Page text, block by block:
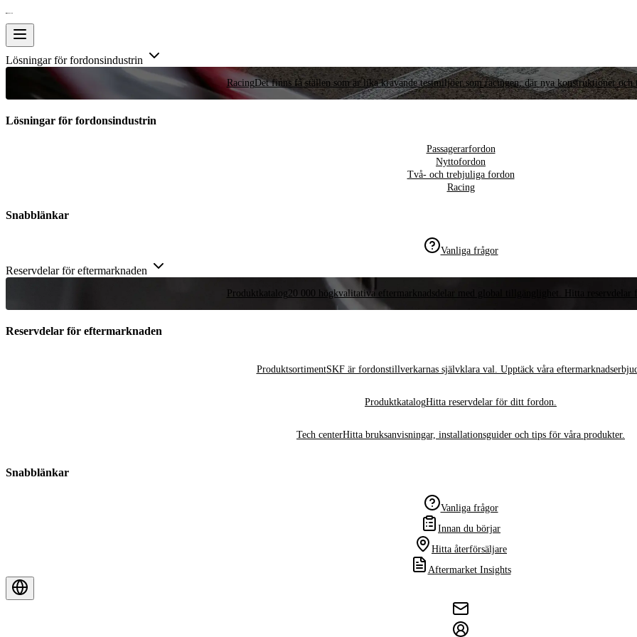
Lösningar för fordonsindustrin
RacingDet finns få ställen som är lika krävande testmiljöer som racingen, där nya konstruktioner och
Lösningar för fordonsindustrin
Passagerarfordon
Nyttofordon
Två- och trehjuliga fordon
Racing
Snabblänkar
Vanliga frågor
Reservdelar för eftermarknaden
Produktkatalog20 000 högkvalitativa eftermarknadsdelar med global tillgänglighet. Hitta reservdelar
Reservdelar för eftermarknaden
ProduktsortimentSKF är fordonstillverkarnas självklara val. Upptäck våra
ProduktkatalogHitta reservdelar för ditt fordon.
Tech centerHitta bruksanvisningar, installationsguider och tips för våra produkter.
Snabblänkar
Vanliga frågor
Innan du börjar
Hitta återförsäljare
Aftermarket Insights